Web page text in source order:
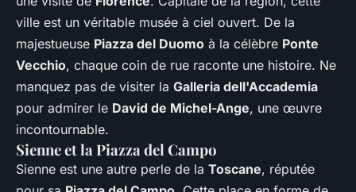
ville est un véritable musée à ciel ouvert. De la
majestueuse Piazza del Duomo à la célèbre Ponte
Vecchio, chaque coin de rue raconte une histoire. Ne
manquez pas de visiter la Galleria dell'Accademia
pour admirer le David de Michel-Ange, une œuvre
incontournable.
Sienne et la Piazza del Campo
Sienne est une autre perle de la Toscane, réputée